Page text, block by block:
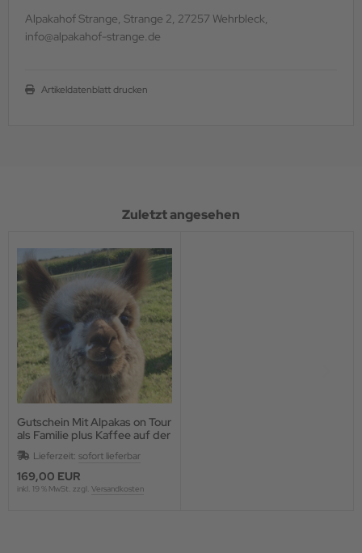
Alpakahof Strange, Strange 2, 27257 Wehrbleck,
info@alpakahof-strange.de
Artikeldatenblatt drucken
Zuletzt angesehen
Gutschein Mit Alpakas on Tour
als Familie plus Kaffee auf der
Weide
Lieferzeit: sofort lieferbar
169,00 EUR
inkl. 19 % MwSt. zzgl. Versandkosten